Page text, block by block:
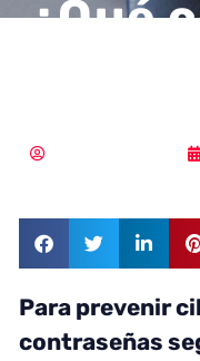
¿Qué
Para prevenir
contraseñas